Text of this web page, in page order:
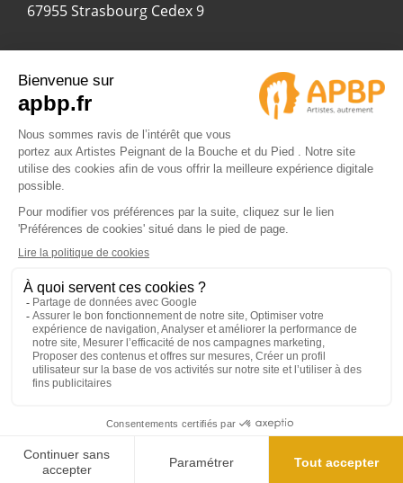
67955 Strasbourg Cedex 9
© 2024 APBP